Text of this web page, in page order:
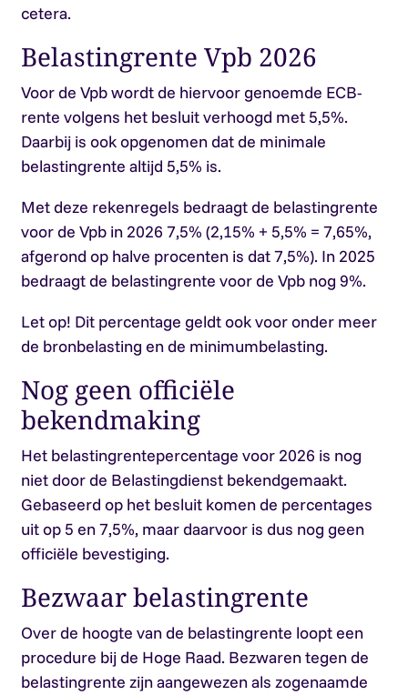
cetera.
Belastingrente Vpb 2026
Voor de Vpb wordt de hiervoor genoemde ECB-
rente volgens het besluit verhoogd met 5,5%.
Daarbij is ook opgenomen dat de minimale
belastingrente altijd 5,5% is.
Met deze rekenregels bedraagt de belastingrente
voor de Vpb in 2026 7,5% (2,15% + 5,5% = 7,65%,
afgerond op halve procenten is dat 7,5%). In 2025
bedraagt de belastingrente voor de Vpb nog 9%.
Let op! Dit percentage geldt ook voor onder meer
de bronbelasting en de minimumbelasting.
Nog geen officiële
bekendmaking
Het belastingrentepercentage voor 2026 is nog
niet door de Belastingdienst bekendgemaakt.
Gebaseerd op het besluit komen de percentages
uit op 5 en 7,5%, maar daarvoor is dus nog geen
officiële bevestiging.
Bezwaar belastingrente
Over de hoogte van de belastingrente loopt een
procedure bij de Hoge Raad. Bezwaren tegen de
belastingrente zijn aangewezen als zogenaamde